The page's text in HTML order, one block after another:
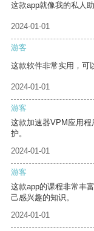
这款app就像我的私人
2024-01-01
游客
这款软件非常实用，可
2024-01-01
游客
这款加速器VPM应用
护。
2024-01-01
游客
这款app的课程非常丰
己感兴趣的知识。
2024-01-01